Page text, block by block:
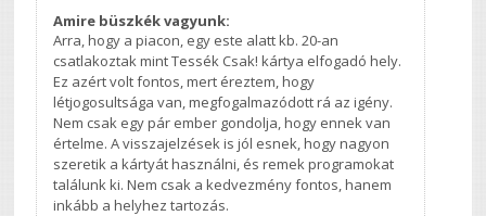
Amire büszkék vagyunk:
Arra, hogy a piacon, egy este alatt kb. 20-an
csatlakoztak mint Tessék Csak! kártya elfogadó hely.
Ez azért volt fontos, mert éreztem, hogy
létjogosultsága van, megfogalmazódott rá az igény.
Nem csak egy pár ember gondolja, hogy ennek van
értelme. A visszajelzések is jól esnek, hogy nagyon
szeretik a kártyát használni, és remek programokat
találunk ki. Nem csak a kedvezmény fontos, hanem
inkább a helyhez tartozás.